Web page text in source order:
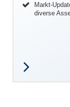
Markt-
diverse